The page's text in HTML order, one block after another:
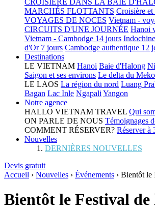
CROISIÈRE DANS LA BAIE
MARCHÉS FLOTTANTS Croisière et
VOYAGES DE NOCES Vietnam -
CIRCUITS D'UNE JOURNÉE Hanoi
Vietnam - Cambodge 14 jours
d'Or 7 jours Cambodge authentique 12
Destinations
LE VIETNAM Hanoi Baie d'Halong
Saigon et ses environs Le delta du
LE LAOS La région du nord Luang
Bagan Lac Inle Ngapali Yangon
Notre agence
HALLO VIETNAM TRAVEL Qui
ON PARLE DE NOUS Témoignages
COMMENT RÉSERVER? Réserver à
Nouvelles
DERNIÈRES NOUVELLES
Devis gratuit
Accueil › Nouvelles › Événements › Bientôt le
Bientôt le Festival